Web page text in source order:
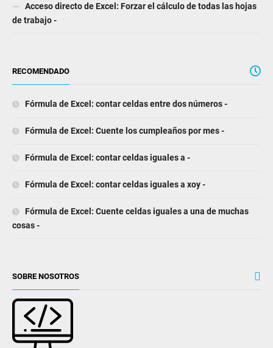
Acceso directo de Excel: Forzar el cálculo de todas las hojas
de trabajo -
RECOMENDADO
Fórmula de Excel: contar celdas entre dos números -
Fórmula de Excel: Cuente los cumpleaños por mes -
Fórmula de Excel: contar celdas iguales a -
Fórmula de Excel: contar celdas iguales a xoy -
Fórmula de Excel: Cuente celdas iguales a una de muchas
cosas -
SOBRE NOSOTROS